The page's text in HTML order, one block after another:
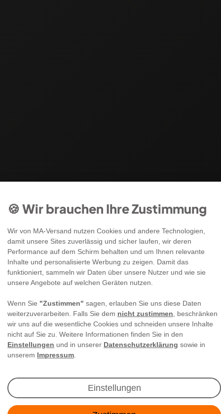
🍪 Wir brauchen Ihre Zustimmung
Wir von MA-Versand nutzen Cookies und andere Technologien,
damit unsere Sites zuverlässig und sicher laufen, wir deren
Performance auf dem Schirm behalten und um Ihnen relevante
Inhalte und personalisierte Werbung zu zeigen. Damit das
funktioniert, sammeln wir Daten über unsere Nutzer und wie sie
unsere Angebote auf welchen Geräten nutzen.
Wenn Sie "Zustimmen" sagen, erlauben Sie uns diese Daten
weiterzuverarbeiten. Falls Sie dem nicht zustimmen , beschränken
wir uns auf die wesentliche Cookies und schneiden unsere Inhalte
nicht auf Sie zu. Weitere Informationen finden Sie in den
Einstellungen und in unserer Datenschutzerklärung sowie in
unserem Impressum
Einstellungen
Newsletter Anmeldung
Angebote & Rabatte per E-Mail erhalten - Geld
sparen war noch nie so einfach!
E-MAIL **
Abonnieren